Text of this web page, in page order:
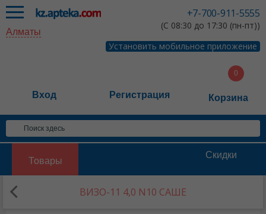
+7-700-911-5555
(С 08:30 до 17:30 (пн-пт))
Установить мобильное приложение
Алматы
Вход Регистрация Корзина
Товары
Скидки
ВИЗО-11 4,0 N10 САШЕ